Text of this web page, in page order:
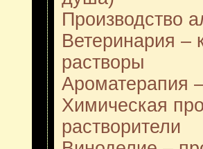
Производство
Ветеринария –
растворы
Ароматерапия
Химическая
растворители